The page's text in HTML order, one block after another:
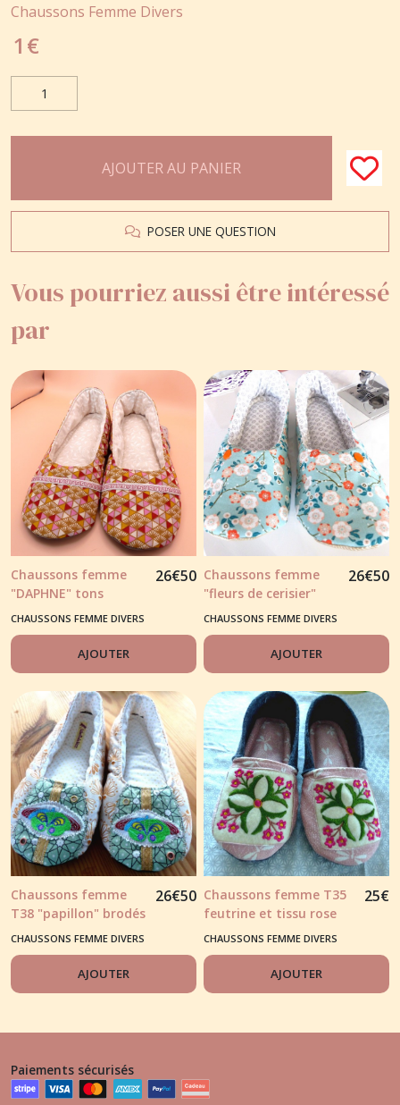
Chaussons Femme Divers
1 €
AJOUTER AU PANIER
POSER UNE QUESTION
Vous pourriez aussi être intéressé
par
Chaussons femme
"DAPHNE" tons
rouge/rose/jaune
26€50
CHAUSSONS FEMME DIVERS
AJOUTER
Chaussons femme
"fleurs de cerisier"
tons bleu clair et
26€50
CHAUSSONS FEMME DIVERS
AJOUTER
Chaussons femme
T38 "papillon" brodés
26€50
CHAUSSONS FEMME DIVERS
AJOUTER
Chaussons femme T35
feutrine et tissu rose
"rosace brodée dessus
de pieds.
25€
CHAUSSONS FEMME DIVERS
AJOUTER
Paiements sécurisés